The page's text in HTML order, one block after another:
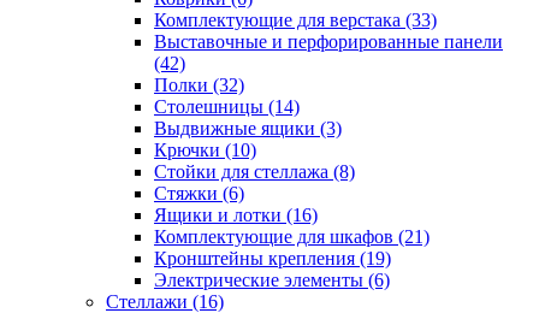
Комплектующие для верстака (33)
Выставочные и перфорированные панели
(42)
Полки (32)
Столешницы (14)
Выдвижные ящики (3)
Крючки (10)
Стойки для стеллажа (8)
Стяжки (6)
Ящики и лотки (16)
Комплектующие для шкафов (21)
Кронштейны крепления (19)
Электрические элементы (6)
Стеллажи (16)